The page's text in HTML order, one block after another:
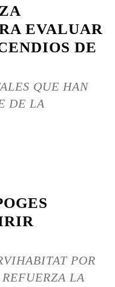
EVALUAR
DE
QUE HAN
DE LA
POR
LA